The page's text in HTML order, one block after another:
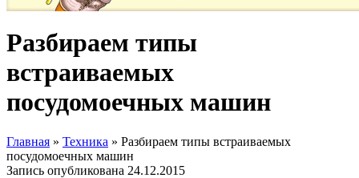
Разбираем типы
встраиваемых
посудомоечных машин
Главная » Техника » Разбираем типы встраиваемых
посудомоечных машин
Запись опубликована 24.12.2015